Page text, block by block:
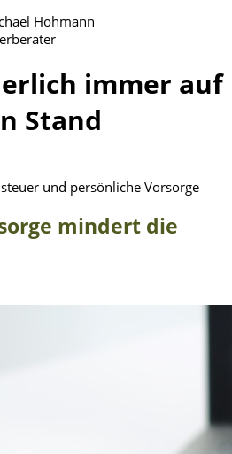
immer auf
Stand
und persönliche Vorsorge
mindert die